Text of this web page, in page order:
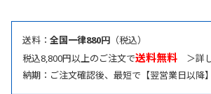
送料： 全国一律880円 （税込）
税込8,800円以上のご注文で送料無料 ＞詳
納期：ご注文確認後、最短で【翌営業日以降